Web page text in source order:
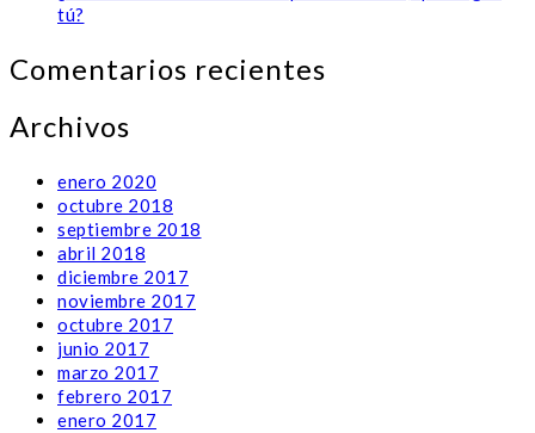
tú?
Comentarios recientes
Archivos
enero 2020
octubre 2018
septiembre 2018
abril 2018
diciembre 2017
noviembre 2017
octubre 2017
junio 2017
marzo 2017
febrero 2017
enero 2017